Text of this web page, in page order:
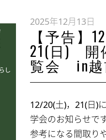
2025年12月13日
【予告】
21(日) 開
覧会 in越
12/20(土)，21(日)
学会のお知らせで
参考になる間取り